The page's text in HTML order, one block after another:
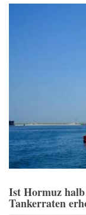
Ist Hormuz halb
Tankerraten